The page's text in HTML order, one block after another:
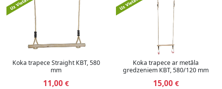
Koka trapece Straight КВТ, 580
mm
11,00 €
Koka trapece ar metāla
gredzeniem КВТ, 580/120 mm
15,00€